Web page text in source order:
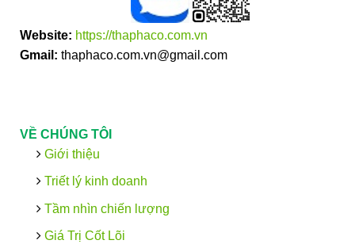
Website: https://thaphaco.com.vn
Gmail: thaphaco.com.vn@gmail.com
VỀ CHÚNG TÔI
Giới thiệu
Triết lý kinh doanh
Tầm nhìn chiến lượng
Giá Trị Cốt Lõi